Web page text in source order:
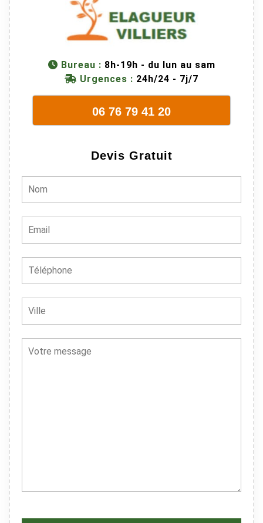
connaissent
très bien leur
en plus ils
Bref, nous
Bureau : 8h-19h - du lun au sam
Urgences : 24h/24 - 7j/7
06 76 79 41 20
Devis Gratuit